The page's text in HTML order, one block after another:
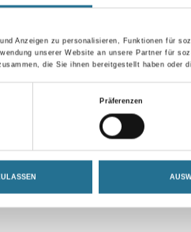
Anzeigen zu personalisieren, Funktionen für
unserer Website an unsere Partner für
die Sie ihnen bereitgestellt haben oder
Präferenzen